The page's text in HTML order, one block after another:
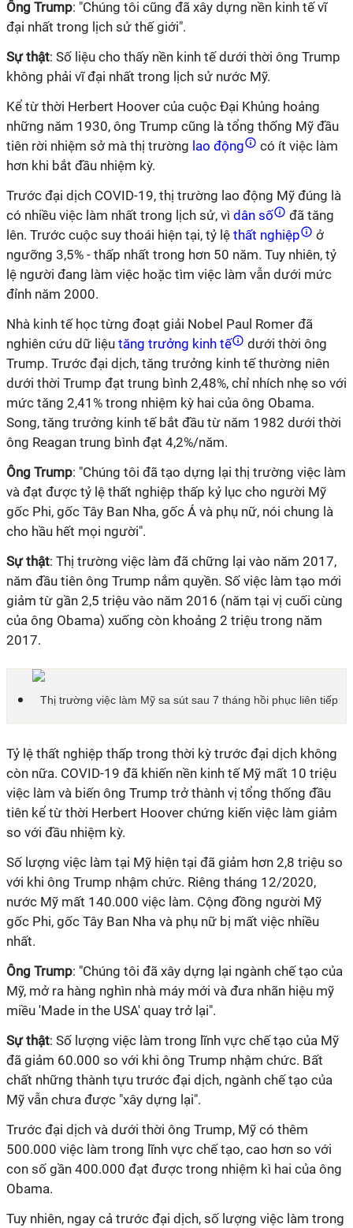
Ông Trump: "Chúng tôi cũng đã xây dựng nền kinh tế vĩ
đại nhất trong lịch sử thế giới".
Sự thật: Số liệu cho thấy nền kinh tế dưới thời ông Trump
không phải vĩ đại nhất trong lịch sử nước Mỹ.
Kể từ thời Herbert Hoover của cuộc Đại Khủng hoảng
những năm 1930, ông Trump cũng là tổng thống Mỹ đầu
tiên rời nhiệm sở mà thị trường lao động
có ít việc làm
hơn khi bắt đầu nhiệm kỳ.
Trước đại dịch COVID-19, thị trường lao động Mỹ đúng là
có nhiều việc làm nhất trong lịch sử, vì dân số
đã tăng
lên. Trước cuộc suy thoái hiện tại, tỷ lệ thất nghiệp
ở
ngưỡng 3,5% - thấp nhất trong hơn 50 năm. Tuy nhiên, tỷ
lệ người đang làm việc hoặc tìm việc làm vẫn dưới mức
đỉnh năm 2000.
Nhà kinh tế học từng đoạt giải Nobel Paul Romer đã
nghiên cứu dữ liệu tăng trưởng kinh tế
dưới thời ông
Trump. Trước đại dịch, tăng trưởng kinh tế thường niên
dưới thời Trump đạt trung bình 2,48%, chỉ nhích nhẹ so với
mức tăng 2,41% trong nhiệm kỳ hai của ông Obama.
Song, tăng trưởng kinh tế bắt đầu từ năm 1982 dưới thời
ông Reagan trung bình đạt 4,2%/năm.
Ông Trump: "Chúng tôi đã tạo dựng lại thị trường việc làm
và đạt được tỷ lệ thất nghiệp thấp kỷ lục cho người Mỹ
gốc Phi, gốc Tây Ban Nha, gốc Á và phụ nữ, nói chung là
cho hầu hết mọi người".
Sự thật: Thị trường việc làm đã chững lại vào năm 2017,
năm đầu tiên ông Trump nắm quyền. Số việc làm tạo mới
giảm từ gần 2,5 triệu vào năm 2016 (năm tại vị cuối cùng
của ông Obama) xuống còn khoảng 2 triệu trong năm
2017.
Thị trường việc làm Mỹ sa sút sau 7 tháng hồi phục liên tiếp
Tỷ lệ thất nghiệp thấp trong thời kỳ trước đại dịch không
còn nữa. COVID-19 đã khiến nền kinh tế Mỹ mất 10 triệu
việc làm và biến ông Trump trở thành vị tổng thống đầu
tiên kể từ thời Herbert Hoover chứng kiến việc làm giảm
so với đầu nhiệm kỳ.
Số lượng việc làm tại Mỹ hiện tại đã giảm hơn 2,8 triệu so
với khi ông Trump nhậm chức. Riêng tháng 12/2020,
nước Mỹ mất 140.000 việc làm. Cộng đồng người Mỹ
gốc Phi, gốc Tây Ban Nha và phụ nữ bị mất việc nhiều
nhất.
Ông Trump: "Chúng tôi đã xây dựng lại ngành chế tạo của
Mỹ, mở ra hàng nghìn nhà máy mới và đưa nhãn hiệu mỹ
miều 'Made in the USA' quay trở lại".
Sự thật: Số lượng việc làm trong lĩnh vực chế tạo của Mỹ
đã giảm 60.000 so với khi ông Trump nhậm chức. Bất
chất những thành tựu trước đại dịch, ngành chế tạo của
Mỹ vẫn chưa được "xây dựng lại".
Trước đại dịch và dưới thời ông Trump, Mỹ có thêm
500.000 việc làm trong lĩnh vực chế tạo, cao hơn so với
con số gần 400.000 đạt được trong nhiệm kì hai của ông
Obama.
Tuy nhiên, ngay cả trước đại dịch, số lượng việc làm trong